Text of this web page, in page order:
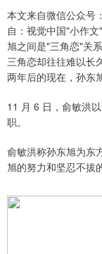
本文来自微信公众号
自：视觉中国"小作
旭之间是"三角恋"关
三角恋却往往难以长
两年后的现在，孙东
11 月 6 日，俞敏洪
职。
俞敏洪称孙东旭为东
旭的努力和坚忍不拔